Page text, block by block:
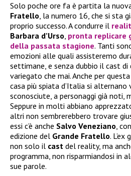
Solo poche ore fa è partita la
Fratello, la numero 16, che si sta
proprio successo. A condurre il
Barbara d’Urso, pronta
della passata stagione. Tanti
emozioni alle quali assisteremo
settimane, e senza dubbio il cast di
variegato che mai. Anche per
casa più spiata d’Italia si alternano
sconosciute, a personaggi già noti,
Seppure in molti abbiano
altri non sembrerebbero trovare
essi c’è anche Salvo Veneziano,
edizione del Grande Fratello. L’ex
non solo il cast del reality, ma
programma, non risparmiandosi in
sue parole.